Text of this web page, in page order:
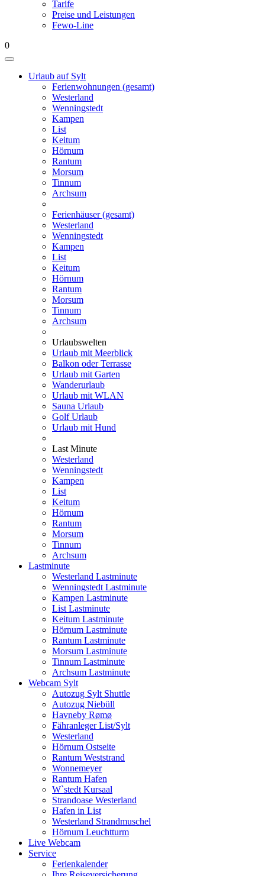
Tarife
Preise und Leistungen
Fewo-Line
0
Urlaub auf Sylt
Ferienwohnungen (gesamt)
Westerland
Wenningstedt
Kampen
List
Keitum
Hörnum
Rantum
Morsum
Tinnum
Archsum
Ferienhäuser (gesamt)
Westerland
Wenningstedt
Kampen
List
Keitum
Hörnum
Rantum
Morsum
Tinnum
Archsum
Urlaubswelten
Urlaub mit Meerblick
Balkon oder Terrasse
Urlaub mit Garten
Wanderurlaub
Urlaub mit WLAN
Sauna Urlaub
Golf Urlaub
Urlaub mit Hund
Last Minute
Westerland
Wenningstedt
Kampen
List
Keitum
Hörnum
Rantum
Morsum
Tinnum
Archsum
Lastminute
Westerland Lastminute
Wenningstedt Lastminute
Kampen Lastminute
List Lastminute
Keitum Lastminute
Hörnum Lastminute
Rantum Lastminute
Morsum Lastminute
Tinnum Lastminute
Archsum Lastminute
Webcam Sylt
Autozug Sylt Shuttle
Autozug Niebüll
Havneby Rømø
Fähranleger List/Sylt
Westerland
Hörnum Ostseite
Rantum Weststrand
Wonnemeyer
Rantum Hafen
W`stedt Kursaal
Strandoase Westerland
Hafen in List
Westerland Strandmuschel
Hörnum Leuchtturm
Live Webcam
Service
Ferienkalender